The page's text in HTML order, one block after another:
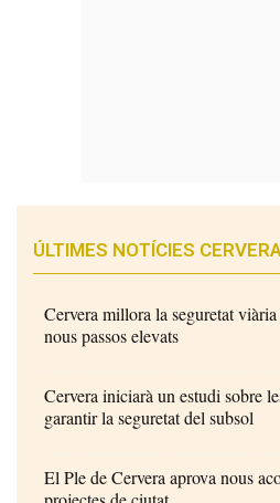
ÚLTIMES NOTÍCIES CERVERA
Cervera millora la seguretat
nous passos elevats
Cervera iniciarà un estudi sobre
garantir la seguretat del subsol
El Ple de Cervera aprova nous